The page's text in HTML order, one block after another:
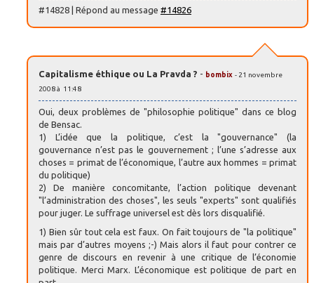
#14828 | Répond au message #14826
Capitalisme éthique ou La Pravda ? - bombix - 21 novembre
2008 à 11:48
Oui, deux problèmes de "philosophie politique" dans ce blog
de Bensac.
1) L’idée que la politique, c’est la "gouvernance" (la
gouvernance n’est pas le gouvernement ; l’une s’adresse aux
choses = primat de l’économique, l’autre aux hommes = primat
du politique)
2) De manière concomitante, l’action politique devenant
"l’administration des choses", les seuls "experts" sont qualifiés
pour juger. Le suffrage universel est dès lors disqualifié.
1) Bien sûr tout cela est faux. On fait toujours de "la politique"
mais par d’autres moyens ;-) Mais alors il faut pour contrer ce
genre de discours en revenir à une critique de l’économie
politique. Merci Marx. L’économique est politique de part en